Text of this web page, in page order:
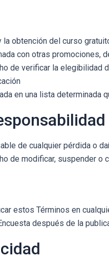
la obtención del curso
con otras promociones,
de verificar la elegibilidad
en una lista determinada
de cualquier pérdida o
de modificar, suspender o
estos Términos en
después de la